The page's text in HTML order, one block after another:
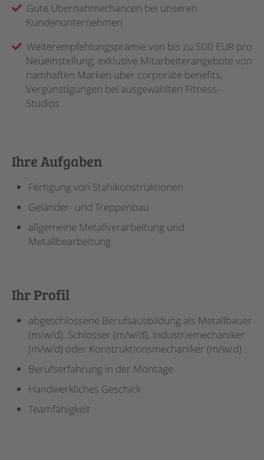
Ihre Aufgaben
Fertigung von Stahlkonstruktionen
Geländer- und Treppenbau
allgemeine Metallverarbeitung und
Metallbearbeitung
Ihr Profil
abgeschlossene Berufsausbildung als Metallbauer
(m/w/d), Schlosser (m/w/d), Industriemechaniker
(m/w/d) oder Konstruktionsmechaniker (m/w/d)
Berufserfahrung in der Montage
Handwerkliches Geschick
Teamfähigkeit
Gute Übernahmechancen bei unseren
Kundenunternehmen
Weiterempfehlungsprämie von bis zu 500 EUR pro
Neueinstellung, exklusive Mitarbeiterangebote von
namhaften Marken über corporate benefits,
Vergünstigungen bei ausgewählten Fitness-
Studios